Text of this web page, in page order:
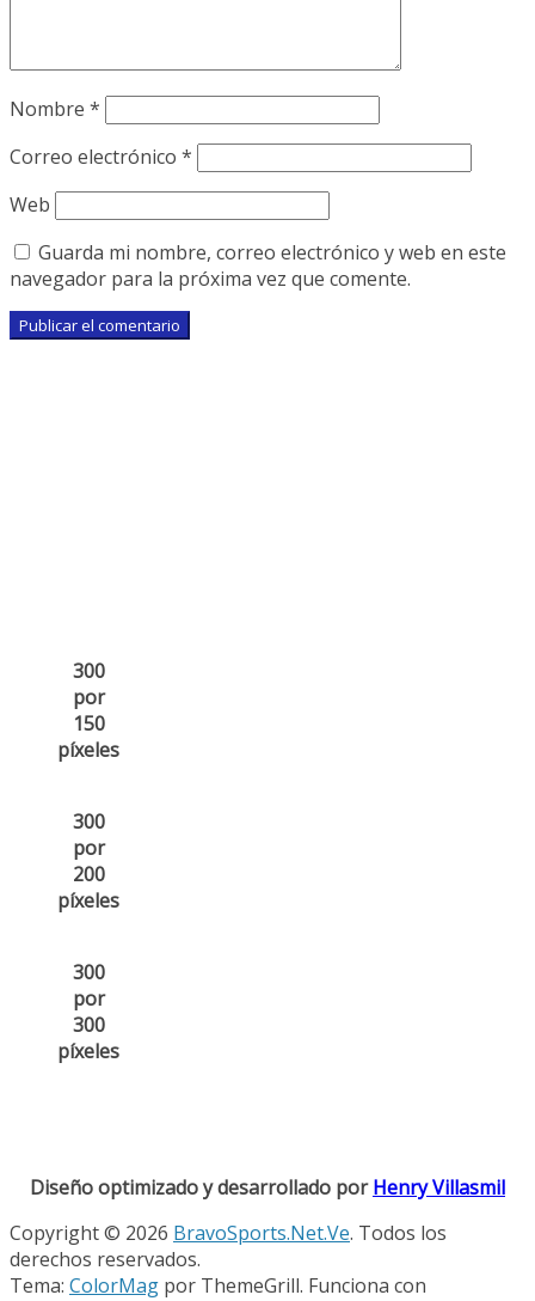
Nombre *
Correo electrónico *
Web
Guarda mi nombre, correo electrónico y web en este
navegador para la próxima vez que comente.
300
por
150
píxeles
300
por
200
píxeles
300
por
300
píxeles
Diseño optimizado y desarrollado porHenry Villasmil
Copyright © 2026 BravoSports.Net.Ve. Todos los
derechos reservados.
Tema: ColorMag por ThemeGrill. Funciona con